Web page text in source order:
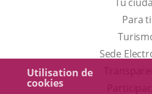
Utilisation de
cookies
Para ti
Sede